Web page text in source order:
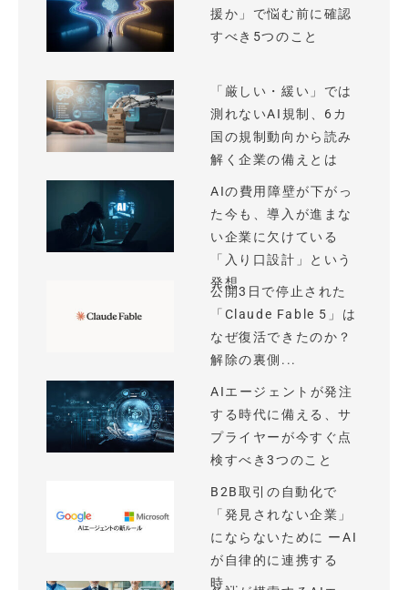
援か」で悩む前に確認
すべき5つのこと
「厳しい・緩い」では
測れないAI規制、6カ
国の規制動向から読み
解く企業の備えとは
AIの費用障壁が下がっ
た今も、導入が進まな
い企業に欠けている
「入り口設計」という
発想
公開3日で停止された
「Claude Fable 5」は
なぜ復活できたのか？
解除の裏側...
AIエージェントが発注
する時代に備える、サ
プライヤーが今すぐ点
検すべき3つのこと
B2B取引の自動化で
「発見されない企業」
にならないために ーAI
が自律的に連携する
時...